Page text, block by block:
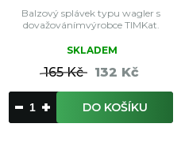
Balzový splávek typu wagler s
dovažovánímvýrobce TIMKat.
SKLADEM
165 Kč 132 Kč
DO KOŠÍKU